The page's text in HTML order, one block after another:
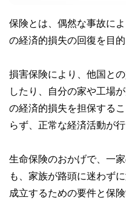
保険とは、偶然な事故に
の経済的損失の回復を目
損害保険により、他国と
したり、自分の家や工場
の経済的損失を担保する
らず、正常な経済活動が
生命保険のおかげで、一
も、家族が路頭に迷わず
成立するための要件と保